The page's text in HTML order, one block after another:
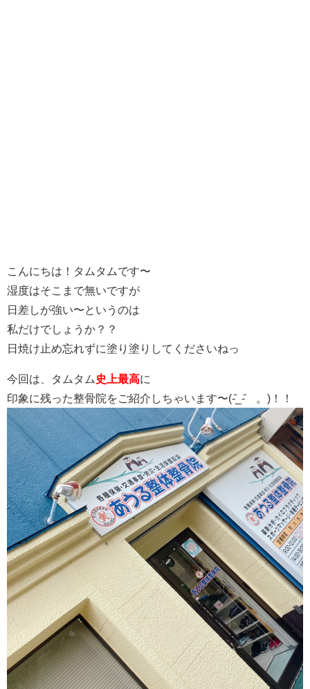
こんにちは！タムタムです〜
湿度はそこまで無いですが
日差しが強い〜というのは
私だけでしょうか？？
日焼け止め忘れずに塗り塗りしてくださいねっ
今回は、タムタム 史上最高に
印象に残った整骨院をご紹介しちゃいます〜(-᷅_-᷄ 。)！！